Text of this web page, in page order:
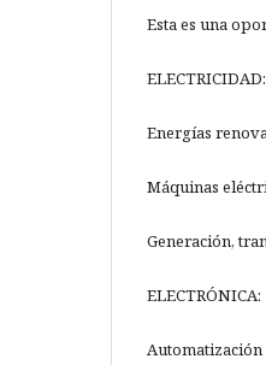
Esta es una
ELECTRICIDAD:
Energías
Máquinas
Generación,
ELECTRÓNICA:
Automatización